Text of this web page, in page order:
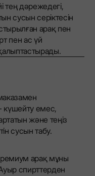
тең дәрежедегі,
сусын серіктесін
арақ пен
пен ас үй
күшейту емес,
және теңіз
сусын табу.
арақ мұны
спирттерден